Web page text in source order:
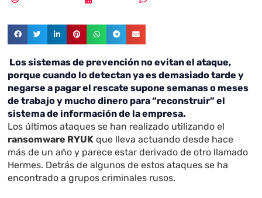
Los sistemas de prevención no evitan el ataque,
porque cuando lo detectan ya es demasiado tarde y
negarse a pagar el rescate supone semanas o meses
de trabajo y mucho dinero para “reconstruir” el
sistema de información de la empresa.
Los últimos ataques se han realizado utilizando el
ransomware RYUK que lleva actuando desde hace
más de un año y parece estar derivado de otro llamado
Hermes. Detrás de algunos de estos ataques se ha
encontrado a grupos criminales rusos.